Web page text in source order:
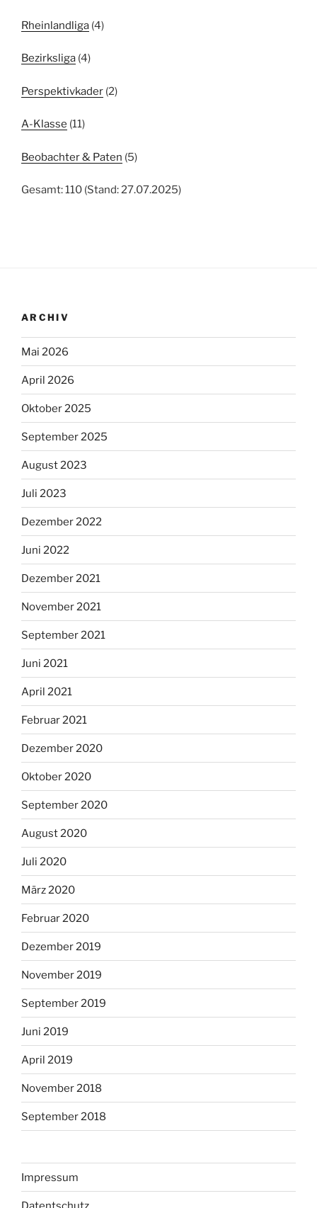
Rheinlandliga (4)
Bezirksliga (4)
Perspektivkader (2)
A-Klasse (11)
Beobachter & Paten (5)
Gesamt: 110 (Stand: 27.07.2025)
ARCHIV
Mai 2026
April 2026
Oktober 2025
September 2025
August 2023
Juli 2023
Dezember 2022
Juni 2022
Dezember 2021
November 2021
September 2021
Juni 2021
April 2021
Februar 2021
Dezember 2020
Oktober 2020
September 2020
August 2020
Juli 2020
März 2020
Februar 2020
Dezember 2019
November 2019
September 2019
Juni 2019
April 2019
November 2018
September 2018
Impressum